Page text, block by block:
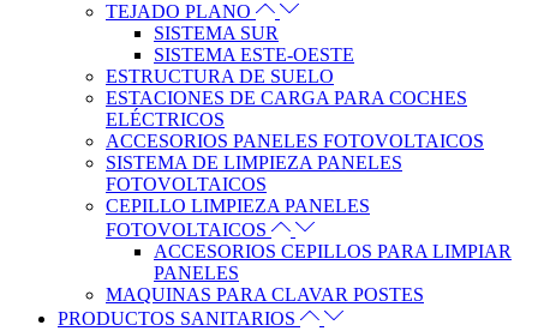
TEJADO PLANO
SISTEMA SUR
SISTEMA ESTE-OESTE
ESTRUCTURA DE SUELO
ESTACIONES DE CARGA PARA COCHES
ELÉCTRICOS
ACCESORIOS PANELES FOTOVOLTAICOS
SISTEMA DE LIMPIEZA PANELES
FOTOVOLTAICOS
CEPILLO LIMPIEZA PANELES
FOTOVOLTAICOS
ACCESORIOS CEPILLOS PARA LIMPIAR
PANELES
MAQUINAS PARA CLAVAR POSTES
PRODUCTOS SANITARIOS